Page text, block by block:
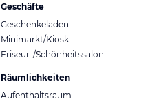
Geschäfte
Geschenkeladen
Minimarkt/Kiosk
Friseur-/Schönheitssalon
Räumlichkeiten
Aufenthaltsraum